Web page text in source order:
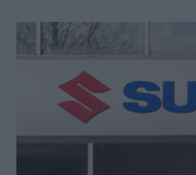
csökken csak a
kamatszint miatt. A
tetemes, majdnem